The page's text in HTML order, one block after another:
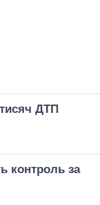
ДТП
контроль за